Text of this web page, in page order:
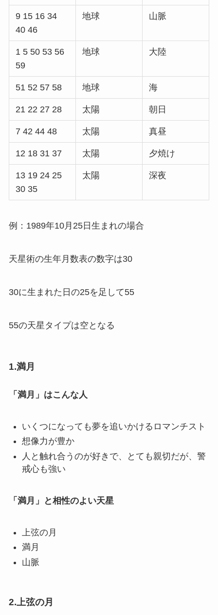
9 15 16 34
40 46
地球 山脈
1 5 50 53 56
59
地球 大陸
51 52 57 58 地球 海
21 22 27 28 太陽 朝日
7 42 44 48 太陽 真昼
12 18 31 37 太陽 夕焼け
13 19 24 25
30 35
太陽 深夜
例：1989年10月25日生まれの場合
天星術の生年月数表の数字は30
30に生まれた日の25を足して55
55の天星タイプは空となる
1.満月
「満月」はこんな人
いくつになっても夢を追いかけるロマンチスト
想像力が豊か
人と触れ合うのが好きで、とても親切だが、警
戒心も強い
「満月」と相性のよい天星
上弦の月
満月
山脈
2.上弦の月